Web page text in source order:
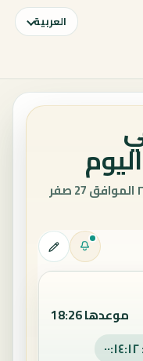
العربية
تاريخ اليوم: الاثنين، ١٠ أغسطس ٢٠٢٦ الموافق 27 صفر
موعدها 18:26